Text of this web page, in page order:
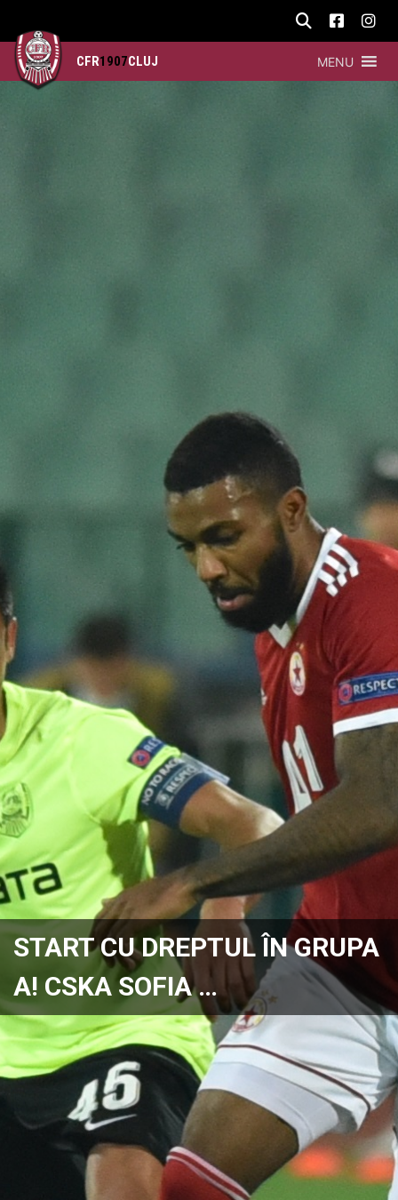
CFR1907CLUJ MENU
START CU DREPTUL ÎN GRUPA
A! CSKA SOFIA …